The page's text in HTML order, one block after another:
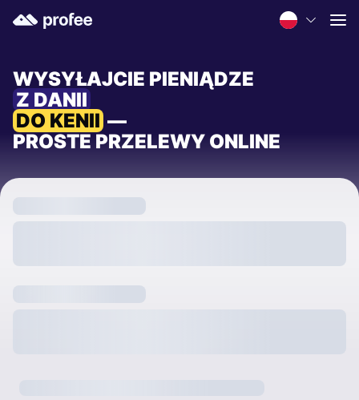
WYSYŁAJCIE PIENIĄDZE
Z DANII
DO KENII —
PROSTE PRZELEWY ONLINE